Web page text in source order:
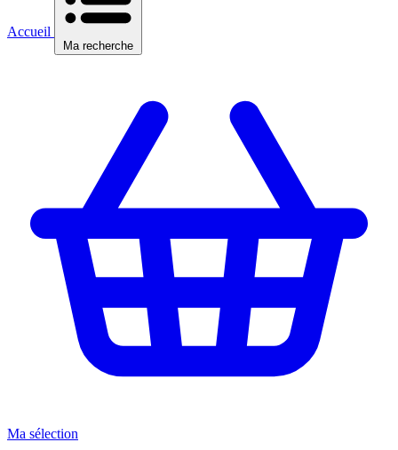
Accueil
Ma recherche
Ma sélection